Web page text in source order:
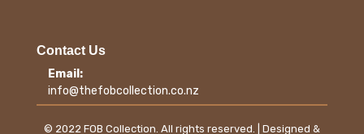
Contact Us
Email:
info@thefobcollection.co.nz
© 2022 FOB Collection. All rights reserved. | Designed &